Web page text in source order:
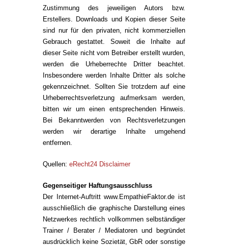
Zustimmung des jeweiligen Autors bzw.
Erstellers. Downloads und Kopien dieser Seite
sind nur für den privaten, nicht kommerziellen
Gebrauch gestattet. Soweit die Inhalte auf
dieser Seite nicht vom Betreiber erstellt wurden,
werden die Urheberrechte Dritter beachtet.
Insbesondere werden Inhalte Dritter als solche
gekennzeichnet. Sollten Sie trotzdem auf eine
Urheberrechtsverletzung aufmerksam werden,
bitten wir um einen entsprechenden Hinweis.
Bei Bekanntwerden von Rechtsverletzungen
werden wir derartige Inhalte umgehend
entfernen.
Quellen: eRecht24 Disclaimer
Gegenseitiger Haftungsausschluss
Der Internet-Auftritt www.EmpathieFaktor.de ist
ausschließlich die graphische Darstellung eines
Netzwerkes rechtlich vollkommen selbständiger
Trainer / Berater / Mediatoren und begründet
ausdrücklich keine Sozietät, GbR oder sonstige